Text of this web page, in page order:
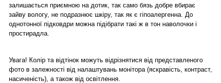
залишається приємною на дотик, так само бязь добре вбирає
зайву вологу, не подразнює шкіру, так як є гіпоалергенна. До
однотонної підковдри можна підібрати такі ж в тон наволочки і
простирадла.
Увага! Колір та відтінок можуть відрізнятися від представленого
фото в залежності від налаштувань монітора (яскравість, контраст,
насиченість), а також від освітлення.